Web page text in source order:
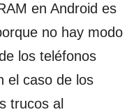
en Android es
no hay modo
los teléfonos
el caso de los
trucos al